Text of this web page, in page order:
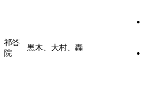
祁答
院
黒木、大村、轟